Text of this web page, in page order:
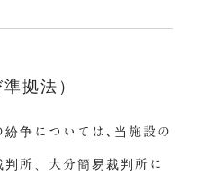
拠法）
争については､当施設の
所、大分簡易裁判所に